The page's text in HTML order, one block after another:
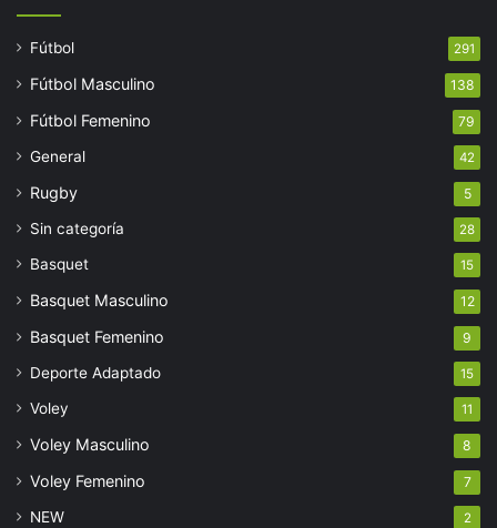
Fútbol 291
Fútbol Masculino 138
Fútbol Femenino 79
General 42
Rugby 5
Sin categoría 28
Basquet 15
Basquet Masculino 12
Basquet Femenino 9
Deporte Adaptado 15
Voley 11
Voley Masculino 8
Voley Femenino 7
NEW 2